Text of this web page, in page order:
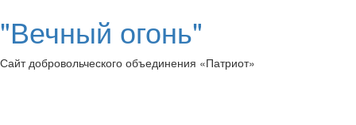
"Вечный огонь"
Сайт добровольческого объединения «Патриот»